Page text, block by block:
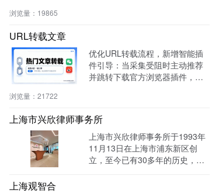
浏览量： 19865
URL转载文章
优化URL转载流程，新增智能插
件引导：当采集受阻时主动推荐
并跳转下载官方浏览器插件，有
浏览量： 21722
上海市兴欣律师事务所
上海市兴欣律师事务所于1993年
11月13日在上海市浦东新区创
立，至今已有30多年的历史，致
上海观智合